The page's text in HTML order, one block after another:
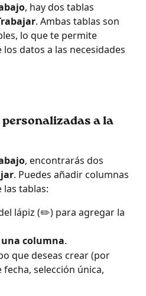
, hay dos tablas
. Ambas tablas son
lo que te permite
datos a las necesidades
a la
, encontrarás dos
. Puedes añadir columnas
las tablas:
lápiz (✏️) para agregar la
columna.
que deseas crear (por
selección única,